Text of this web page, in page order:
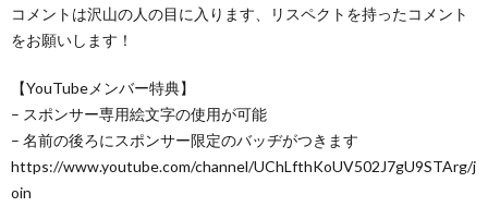
コメントは沢山の人の目に入ります、リスペクトを持ったコメント
をお願いします！
【YouTubeメンバー特典】
– スポンサー専用絵文字の使用が可能
– 名前の後ろにスポンサー限定のバッヂがつきます
https://www.youtube.com/channel/UChLfthKoUV502J7gU9STArg/j
oin